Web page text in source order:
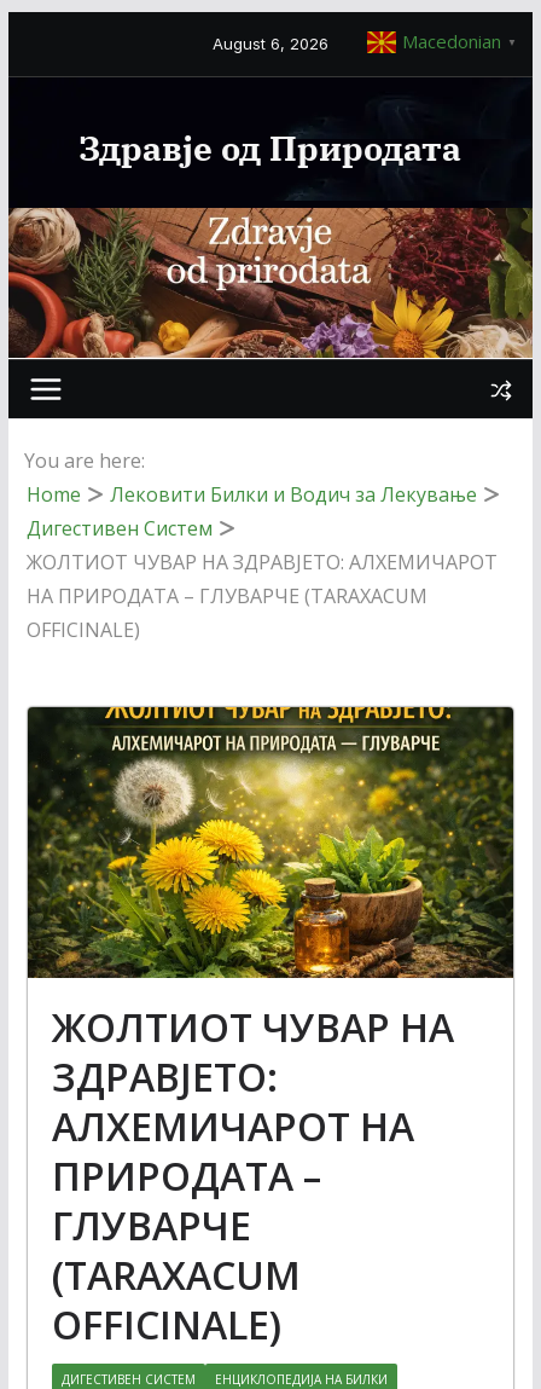
August 6, 2026
Здравје од Природата
You are here:
Home
Лековити Билки и Водич за Лекување
Дигестивен Систем
ЖОЛТИОТ ЧУВАР НА ЗДРАВЈЕТО: АЛХЕМИЧАРОТ
НА ПРИРОДАТА – ГЛУВАРЧЕ (TARAXACUM
OFFICINALE)
ЖОЛТИОТ ЧУВАР НА
ЗДРАВЈЕТО:
АЛХЕМИЧАРОТ НА
ПРИРОДАТА –
ГЛУВАРЧЕ
(TARAXACUM
OFFICINALE)
ДИГЕСТИВЕН СИСТЕМ
ЕНЦИКЛОПЕДИЈА НА БИЛКИ
Macedonian ▼